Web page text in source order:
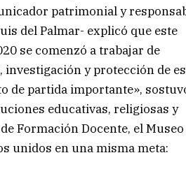
patrimonial y
del Palmar- explicó que este
se comenzó a trabajar de
y protección de
de partida importante»,
educativas, religiosas y
Formación Docente, el Museo
unidos en una misma meta: